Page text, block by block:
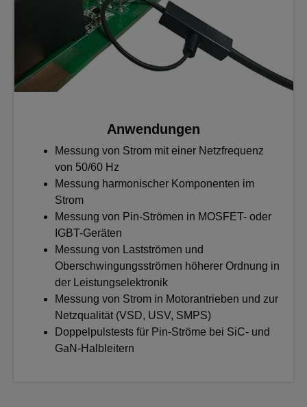
Anwendungen
Messung von Strom mit einer Netzfrequenz
von 50/60 Hz
Messung harmonischer Komponenten im
Strom
Messung von Pin-Strömen in MOSFET- oder
IGBT-Geräten
Messung von Lastströmen und
Oberschwingungsströmen höherer Ordnung in
der Leistungselektronik
Messung von Strom in Motorantrieben und zur
Netzqualität (VSD, USV, SMPS)
Doppelpulstests für Pin-Ströme bei SiC- und
GaN-Halbleitern